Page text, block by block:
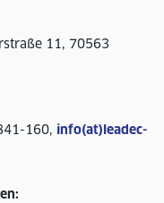
11, 70563
160, info(at)leadec-